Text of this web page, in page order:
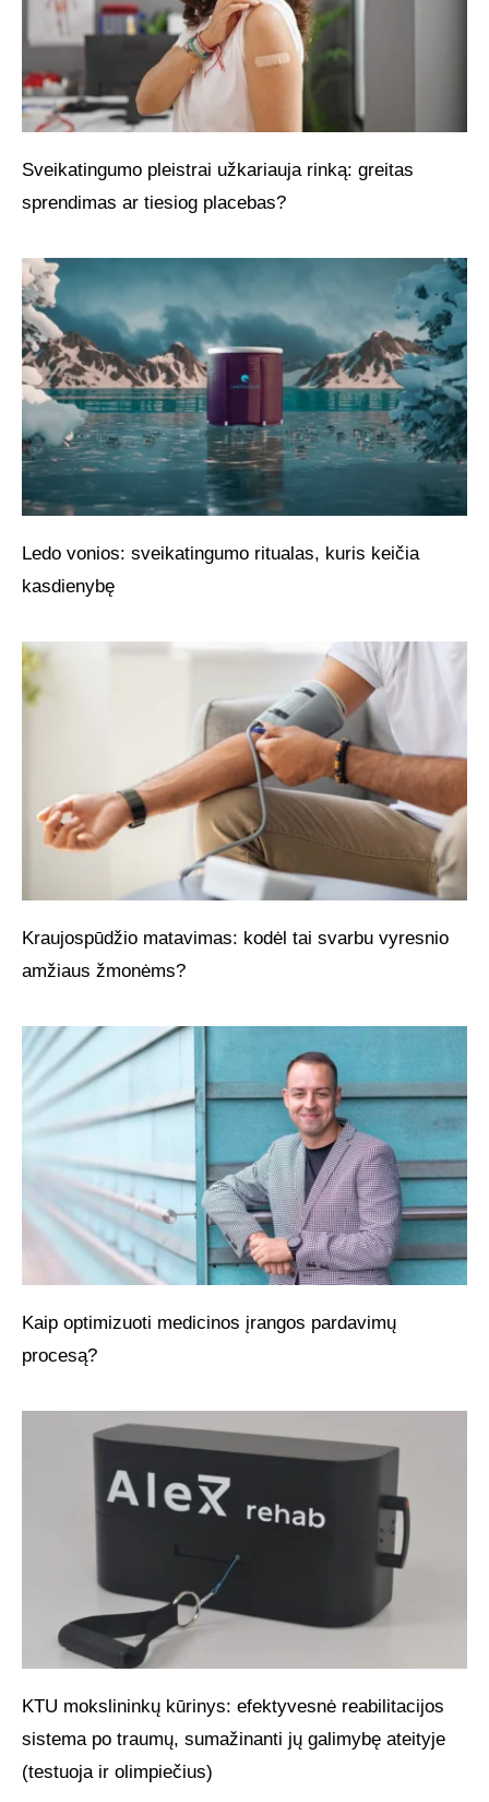
Sveikatingumo pleistrai užkariauja rinką: greitas
sprendimas ar tiesiog placebas?
Ledo vonios: sveikatingumo ritualas, kuris keičia
kasdienybę
Kraujospūdžio matavimas: kodėl tai svarbu vyresnio
amžiaus žmonėms?
Kaip optimizuoti medicinos įrangos pardavimų
procesą?
KTU mokslininkų kūrinys: efektyvesnė reabilitacijos
sistema po traumų, sumažinanti jų galimybę ateityje
(testuoja ir olimpiečius)